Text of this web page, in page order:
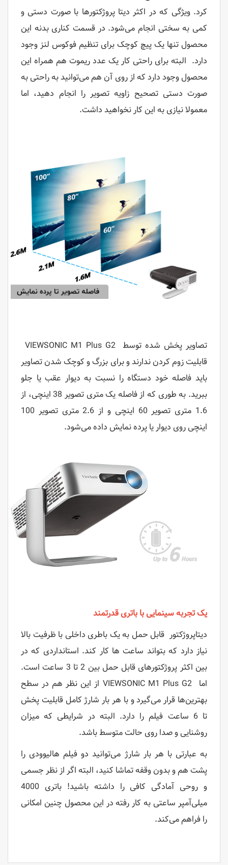
کرد. ویژگی که در اکثر دیتا پروژکتورها با صورت دستی و
کمی به سختی انجام می‌شود. در قسمت کناری بدنه این
محصول تنها یک پیچ کوچک برای تنظیم فوکوس لنز وجود
دارد. البته برای راحتی کار یک عدد ریموت هم همراه این
محصول وجود دارد که از روی آن هم می‌توانید به راحتی به
صورت دستی تصحیح زاویه تصویر را انجام دهید، اما
معمولا نیازی به این کار نخواهید داشت.
تصاویر پخش شده توسط VIEWSONIC M1 Plus G2
قابلیت زوم کردن ندارند و برای بزرگ و کوچک شدن تصاویر
باید فاصله خود دستگاه را نسبت به دیوار عقب یا جلو
ببرید. به طوری که از فاصله یک متری تصویر 38 اینچی، از
1.6 متری تصویر 60 اینچی و از 2.6 متری تصویر 100
اینچی روی دیوار یا پرده نمایش داده می‌شود.
یک تجربه سینمایی با باتری قدرتمند
دیتاپروژکتور قابل حمل به یک باطری داخلی با ظرفیت بالا
نیاز دارد که بتواند ساعت ‌ها کار کند. استانداردی که در
بین اکثر پروژکتورهای قابل حمل بین 2 تا 3 ساعت است.
اما
از این نظر هم در سطح
بهترین‌ها قرار می‌گیرد و با هر بار شارژ کامل قابلیت پخش
تا 6 ساعت فیلم را دارد. البته در شرایطی که میزان
روشنایی و صدا روی حالت متوسط باشد.
به عبارتی با هر بار شارژ می‌توانید دو فیلم هالیوودی را
پشت هم و بدون وقفه تماشا کنید، البته اگر از نظر جسمی
و روحی آمادگی کافی را داشته باشید! باتری 4000
میلی‌آمپر ساعتی به کار رفته در این محصول چنین امکانی
را فراهم می‌کند.